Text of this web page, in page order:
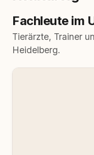
Fachleute im
Tierärzte, Trainer
Heidelberg.